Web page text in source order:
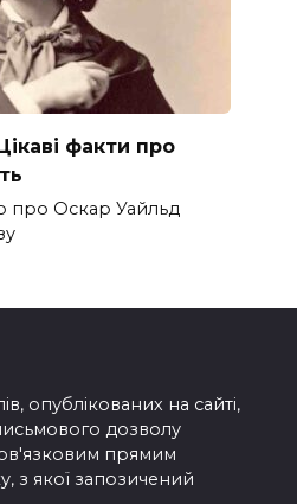
факти про
про Оскар Уайльд
опублікованих на сайті,
дозволу
прямим
з якої запозичений